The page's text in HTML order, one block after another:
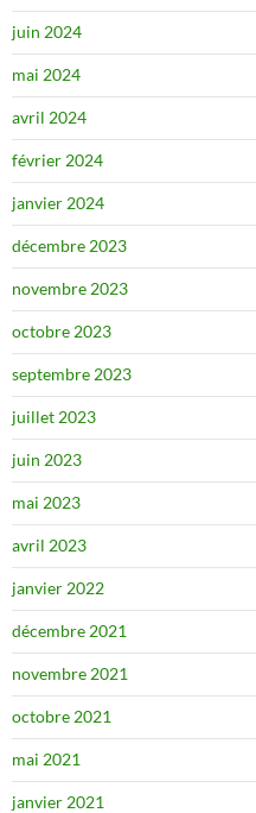
juin 2024
mai 2024
avril 2024
février 2024
janvier 2024
décembre 2023
novembre 2023
octobre 2023
septembre 2023
juillet 2023
juin 2023
mai 2023
avril 2023
janvier 2022
décembre 2021
novembre 2021
octobre 2021
mai 2021
janvier 2021